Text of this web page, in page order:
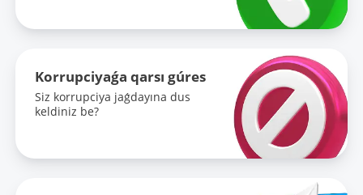
Korrupciyaǵa qarsı gúres
Siz korrupciya jaǵdayına dus
keldiniz be?